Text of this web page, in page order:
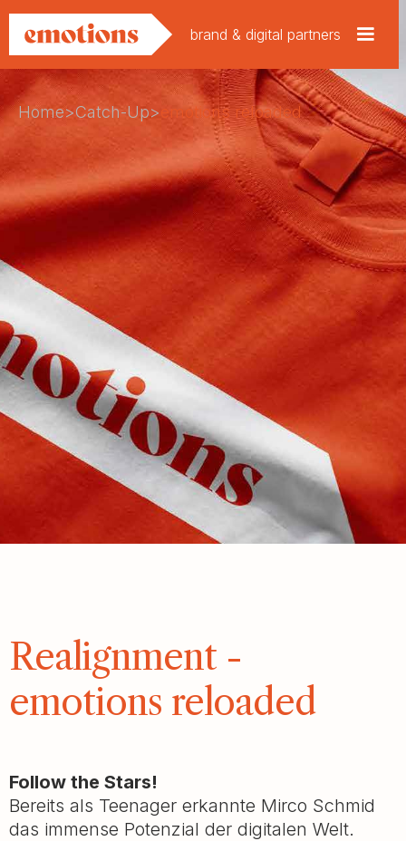
brand & digital partners
Home>Catch-Up> emotions reloaded
Realignment -
emotions reloaded
Follow the Stars!
Bereits als Teenager erkannte Mirco Schmid
das immense Potenzial der digitalen Welt.